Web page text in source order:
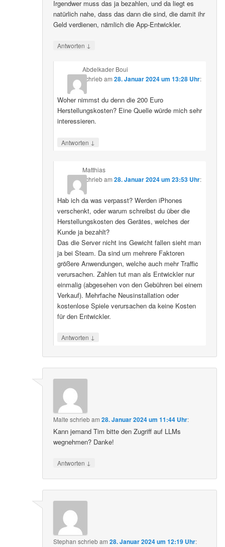
Irgendwer muss das ja bezahlen, und da liegt es
natürlich nahe, dass das dann die sind, die damit ihr
Geld verdienen, nämlich die App-Entwickler.
Antworten ↓
Abdelkader Boui
schriebam 28. Januar 2024 um 13:28 Uhr:
Woher nimmst du denn die 200 Euro
Herstellungskosten? Eine Quelle würde mich sehr
interessieren.
Antworten ↓
Matthias
schriebam 28. Januar 2024 um 23:53 Uhr:
Hab ich da was verpasst? Werden iPhones
verschenkt, oder warum schreibst du über die
Herstellungskosten des Gerätes, welches der
Kunde ja bezahlt?
Das die Server nicht ins Gewicht fallen sieht man
ja bei Steam. Da sind um mehrere Faktoren
größere Anwendungen, welche auch mehr Traffic
verursachen. Zahlen tut man als Entwickler nur
einmalig (abgesehen von den Gebühren bei einem
Verkauf). Mehrfache Neusinstallation oder
kostenlose Spiele verursachen da keine Kosten
für den Entwickler.
Antworten ↓
Malte schriebam28. Januar 2024 um 11:44 Uhr:
Kann jemand Tim bitte den Zugriff auf LLMs
wegnehmen? Danke!
Antworten ↓
Stephan schriebam28. Januar 2024 um 12:19 Uhr: